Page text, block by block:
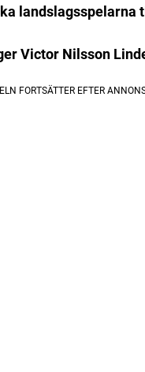
landslagsspelarna
Victor Nilsson